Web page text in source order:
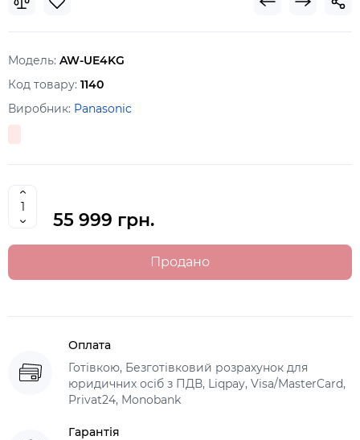
Модель: AW-UE4KG
Код товару: 1140
Виробник: Panasonic
55 999 грн.
Продано
Оплата
Готівкою, Безготівковий розрахунок для
юридичних осіб з ПДВ, Liqpay, Visa/MasterCard,
Privat24, Monobank
Гарантія